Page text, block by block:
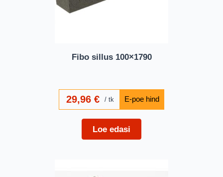
Fibo sillus 100×1790
29,96 € tk
Loe edasi